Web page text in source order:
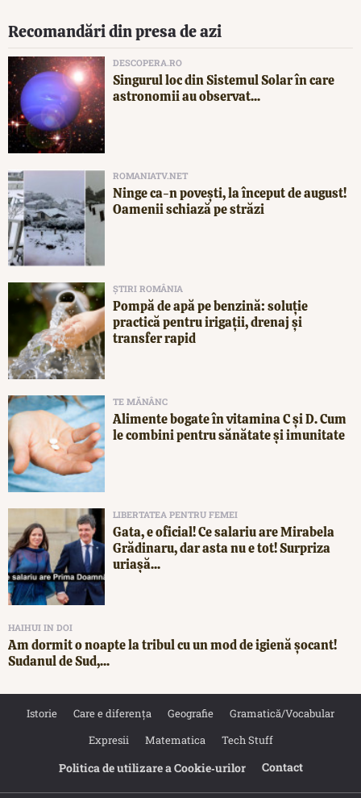
Recomandări din presa de azi
DESCOPERA.RO
Singurul loc din Sistemul Solar în care
astronomii au observat...
ROMANIATV.NET
Ninge ca-n povești, la început de august!
Oamenii schiază pe străzi
ȘTIRI ROMÂNIA
Pompă de apă pe benzină: soluție
practică pentru irigații, drenaj și
transfer rapid
TE MĂNÂNC
Alimente bogate în vitamina C și D. Cum
le combini pentru sănătate și imunitate
LIBERTATEA PENTRU FEMEI
Gata, e oficial! Ce salariu are Mirabela
Grădinaru, dar asta nu e tot! Surpriza
uriașă...
HAIHUI IN DOI
Am dormit o noapte la tribul cu un mod de igienă șocant!
Sudanul de Sud,...
Istorie Care e diferența Geografie
Gramatică/Vocabular
Expresii
Matematica Tech Stuff
Politica de utilizare a Cookie‐urilor Contact